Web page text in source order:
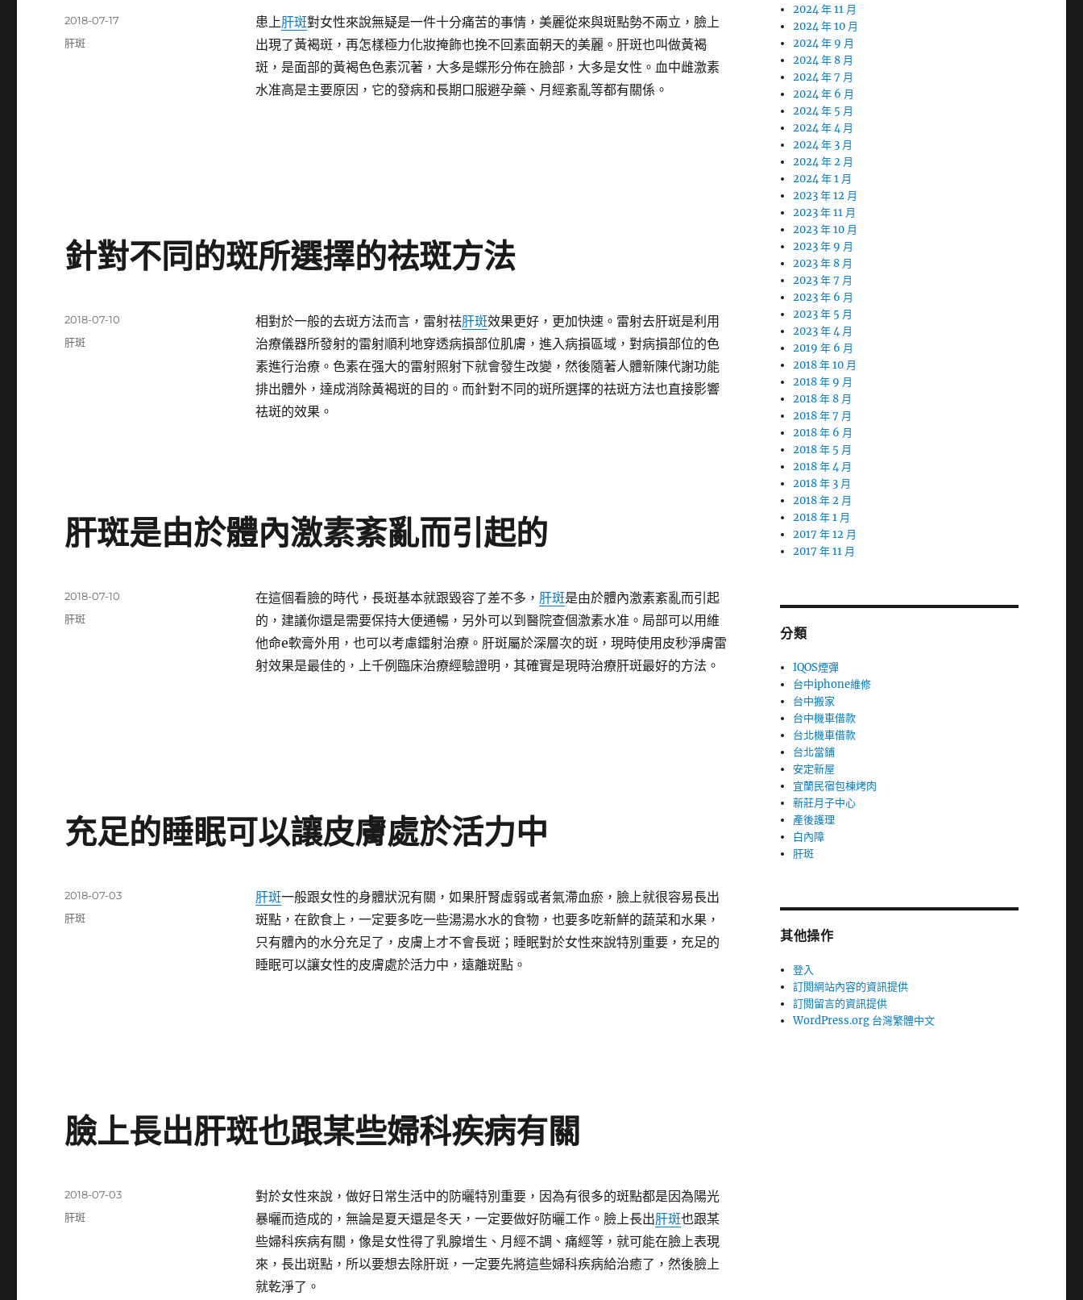
患上肝斑對女性來說無疑是一件十分痛苦的事情，美麗從來與斑點勢不兩立，臉上
出現了黃褐斑，再怎樣極力化妝掩飾也挽不回素面朝天的美麗。肝斑也叫做黃褐
斑，是面部的黃褐色色素沉著，大多是蝶形分佈在臉部，大多是女性。血中雌激素
水准高是主要原因，它的發病和長期口服避孕藥、月經紊亂等都有關係。
發
佈
2018-07-17
分
肝斑
針對不同的斑所選擇的祛斑方法
相對於一般的去斑方法而言，雷射祛肝斑效果更好，更加快速。雷射去肝斑是利用
治療儀器所發射的雷射順利地穿透病損部位肌膚，進入病損區域，對病損部位的色
素進行治療。色素在强大的雷射照射下就會發生改變，然後隨著人體新陳代謝功能
排出體外，達成消除黃褐斑的目的。而針對不同的斑所選擇的祛斑方法也直接影響
祛斑的效果。
發
佈
2018-07-10
分
肝斑
肝斑是由於體內激素紊亂而引起的
在這個看臉的時代，長斑基本就跟毀容了差不多， 肝斑是由於體內激素紊亂而引起
的，建議你還是需要保持大便通暢，另外可以到醫院查個激素水准。局部可以用維
他命e軟膏外用，也可以考慮鐳射治療。肝斑屬於深層次的斑，現時使用皮秒淨膚雷
射效果是最佳的，上千例臨床治療經驗證明，其確實是現時治療肝斑最好的方法。
發
佈
2018-07-10
分
肝斑
充足的睡眠可以讓皮膚處於活力中
肝斑一般跟女性的身體狀況有關，如果肝腎虛弱或者氣滯血瘀，臉上就很容易長出
斑點，在飲食上，一定要多吃一些湯湯水水的食物，也要多吃新鮮的蔬菜和水果，
只有體內的水分充足了，皮膚上才不會長斑；睡眠對於女性來說特別重要，充足的
睡眠可以讓女性的皮膚處於活力中，遠離斑點。
發
佈
2018-07-03
分
肝斑
臉上長出肝斑也跟某些婦科疾病有關
對於女性來說，做好日常生活中的防曬特別重要，因為有很多的斑點都是因為陽光
暴曬而造成的，無論是夏天還是冬天，一定要做好防曬工作。臉上長出肝斑也跟某
些婦科疾病有關，像是女性得了乳腺增生、月經不調、痛經等，就可能在臉上表現
來，長出斑點，所以要想去除肝斑，一定要先將這些婦科疾病給治癒了，然後臉上
就乾淨了。
發
佈
2018-07-03
分
肝斑
2024 年 11 月
2024 年 10 月
2024 年 9 月
2024 年 8 月
2024 年 7 月
2024 年 6 月
2024 年 5 月
2024 年 4 月
2024 年 3 月
2024 年 2 月
2024 年 1 月
2023 年 12 月
2023 年 11 月
2023 年 10 月
2023 年 9 月
2023 年 8 月
2023 年 7 月
2023 年 6 月
2023 年 5 月
2023 年 4 月
2019 年 6 月
2018 年 10 月
2018 年 9 月
2018 年 8 月
2018 年 7 月
2018 年 6 月
2018 年 5 月
2018 年 4 月
2018 年 3 月
2018 年 2 月
2018 年 1 月
2017 年 12 月
2017 年 11 月
分類
IQOS煙彈
台中iphone維修
台中搬家
台中機車借款
台北機車借款
台北當鋪
安定新屋
宜蘭民宿包棟烤肉
新莊月子中心
產後護理
白內障
肝斑
其他操作
登入
訂閱網站內容的資訊提供
訂閱留言的資訊提供
WordPress.org 台灣繁體中文